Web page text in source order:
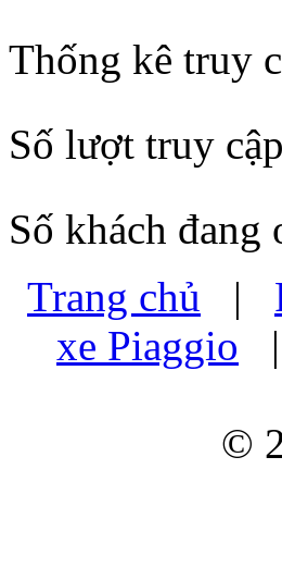
Thống kê truy
Số lượt truy
Số khách đang
Trang chủ |
xe Piaggio
©